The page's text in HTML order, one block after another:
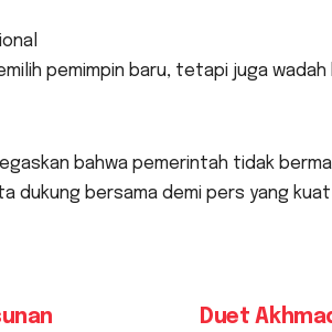
pemimpin baru, tetapi juga
bahwa pemerintah tidak
dukung bersama demi pers yang
Duet